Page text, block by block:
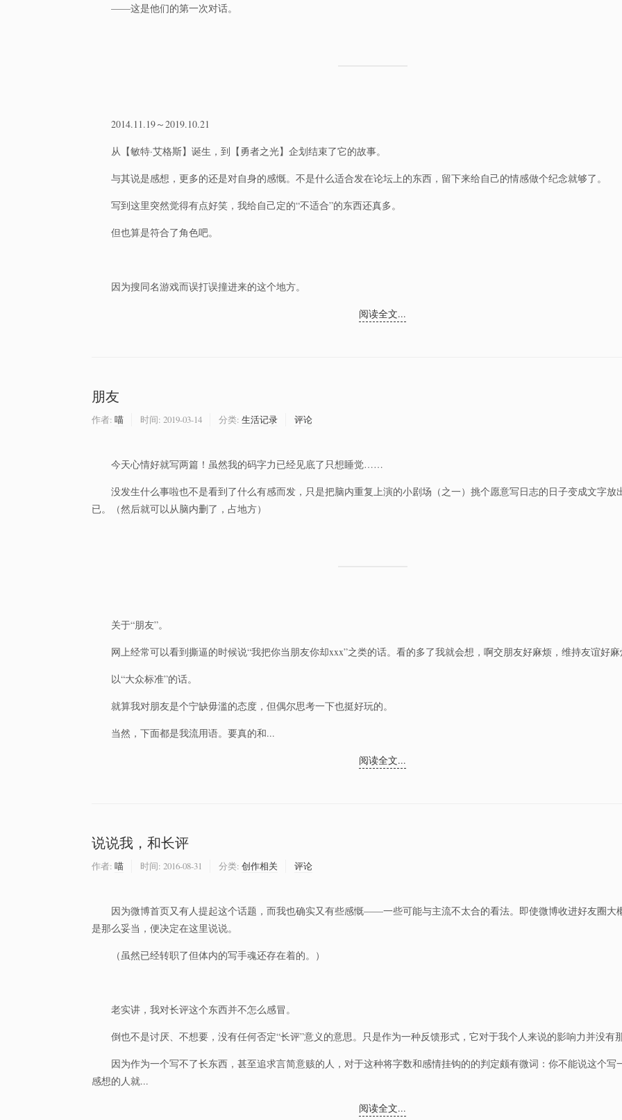
——这是他们的第一次对话。
2014.11.19～2019.10.21
从【敏特·艾格斯】诞生，到【勇者之光】企划结束了它的故事。
与其说是感想，更多的还是对自身的感慨。不是什么适合发在论坛上的东西，留下来给自己的情感做个纪念就够了。
写到这里突然觉得有点好笑，我给自己定的“不适合”的东西还真多。
但也算是符合了角色吧。
因为搜同名游戏而误打误撞进来的这个地方。
阅读全文...
朋友
作者: 喵 时间: 2019-03-14 分类: 生活记录 评论
今天心情好就写两篇！虽然我的码字力已经见底了只想睡觉……
没发生什么事啦也不是看到了什么有感而发，只是把脑内重复上演的小剧场（之一）挑个愿意写日志的日子变成文字放
已。（然后就可以从脑内删了，占地方）
关于“朋友”。
网上经常可以看到撕逼的时候说“我把你当朋友你却xxx”之类的话。看的多了我就会想，啊交朋友好麻烦，维持友谊好
以“大众标准”的话。
就算我对朋友是个宁缺毋滥的态度，但偶尔思考一下也挺好玩的。
当然，下面都是我流用语。要真的和...
阅读全文...
说说我，和长评
作者: 喵 时间: 2016-08-31 分类: 创作相关 评论
因为微博首页又有人提起这个话题，而我也确实又有些感慨——一些可能与主流不太合的看法。即使微博收进好友圈大
是那么妥当，便决定在这里说说。
（虽然已经转职了但体内的写手魂还存在着的。）
老实讲，我对长评这个东西并不怎么感冒。
倒也不是讨厌、不想要，没有任何否定“长评”意义的意思。只是作为一种反馈形式，它对于我个人来说的影响力并没有
因为作为一个写不了长东西，甚至追求言简意赅的人，对于这种将字数和感情挂钩的的判定颇有微词：你不能说这个写
感想的人就...
阅读全文...